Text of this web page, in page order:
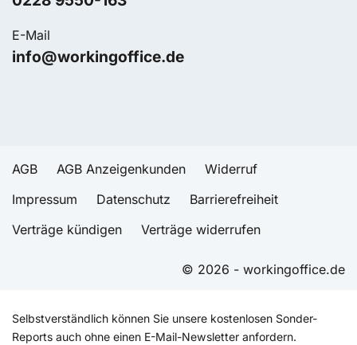
E-Mail
info@workingoffice.de
AGB AGB Anzeigenkunden
Widerruf
Impressum
Datenschutz
Barrierefreiheit
Verträge kündigen
Verträge widerrufen
© 2026 - workingoffice.de
Selbstverständlich können Sie unsere kostenlosen Sonder-
Reports auch ohne einen E-Mail-Newsletter anfordern.